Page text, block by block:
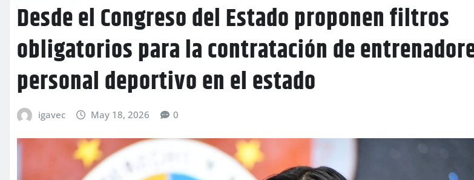
Desde el Congreso del Estado proponen filtros
obligatorios para la contratación de
personal deportivo en el estado
igavec May 18, 2026 0